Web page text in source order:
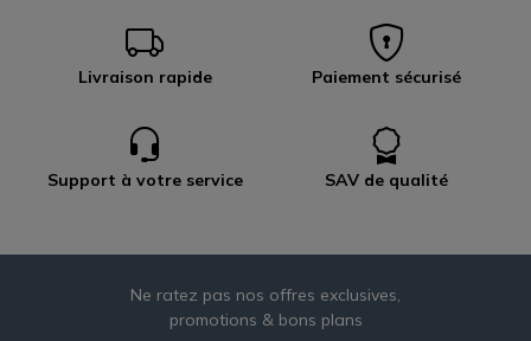
Livraison rapide Paiement sécurisé
Support à votre service SAV de qualité
Ne ratez pas nos offres exclusives,
promotions & bons plans